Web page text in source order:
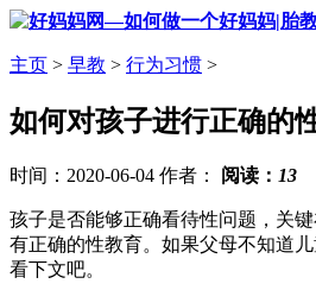
主页 > 早教 > 行为习惯 >
如何对孩子进行正确的
时间：2020-06-04 作者： 阅读： 13
孩子是否能够正确看待性问题，关
有正确的性教育。如果父母不知道
看下文吧。